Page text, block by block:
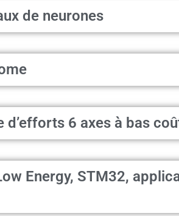
de neurones
d’efforts 6 axes à bas
Energy, STM32,